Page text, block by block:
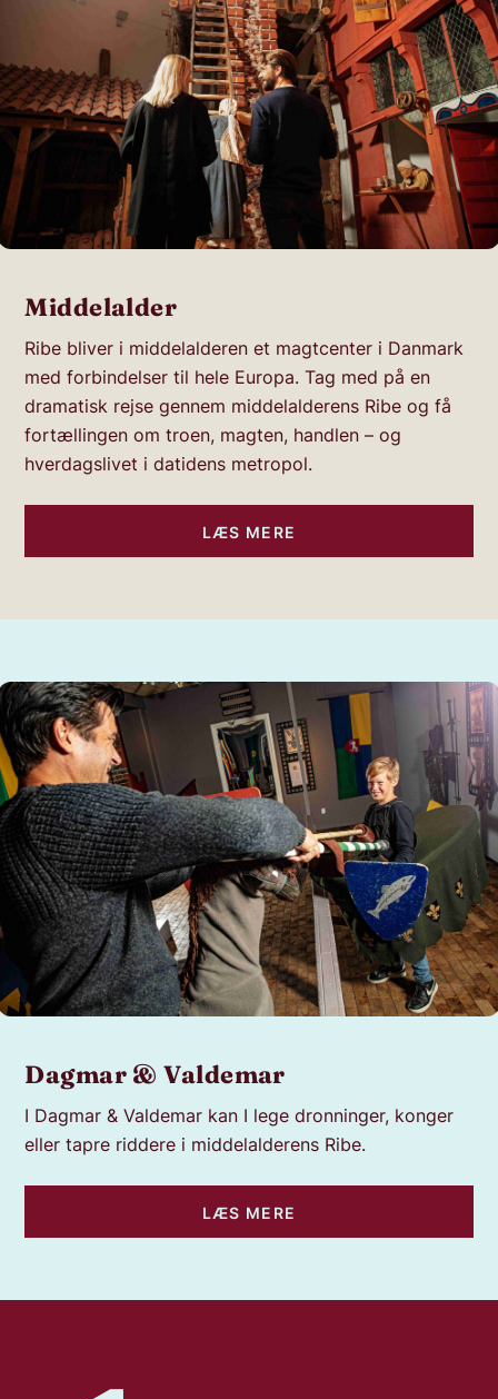
Middelalder
Ribe bliver i middelalderen et magtcenter i Danmark
med forbindelser til hele Europa. Tag med på en
dramatisk rejse gennem middelalderens Ribe og få
fortællingen om troen, magten, handlen – og
hverdagslivet i datidens metropol.
LÆS MERE
Dagmar & Valdemar
I Dagmar & Valdemar kan I lege dronninger, konger
eller tapre riddere i middelalderens Ribe.
LÆS MERE